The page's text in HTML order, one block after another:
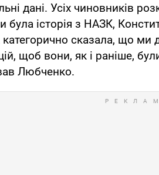
дані. Усіх чиновників
була історія з НАЗК,
сказала, що ми
щоб вони, як і раніше,
Любченко.